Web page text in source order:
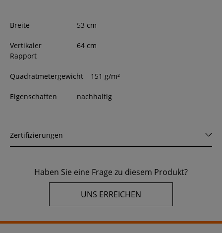
Breite 53 cm
Vertikaler
Rapport
64 cm
Quadratmetergewicht 151 g/m²
Eigenschaften nachhaltig
Zertifizierungen
Haben Sie eine Frage zu diesem Produkt?
UNS ERREICHEN